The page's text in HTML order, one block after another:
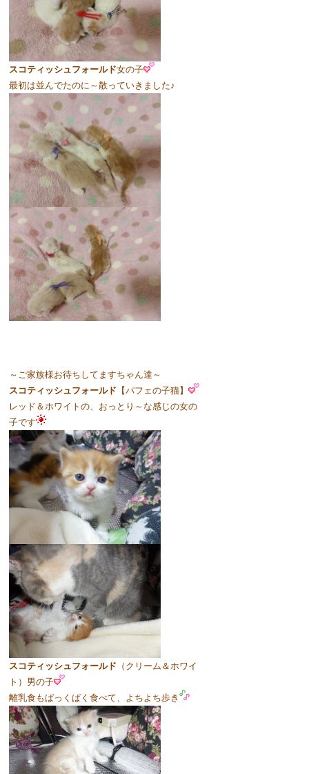
スコティッシュフォールド女の子
最初は並んでたのに～散っていきました♪
～ご家族様お待ちしてますちゃん達～
スコティッシュフォールド 【パフェの子猫】
レッド＆ホワイトの、おっとり～な感じの女の
子です
スコティッシュフォールド （クリーム＆ホワイ
ト）男の子
離乳食もぱっくぱく食べて、よちよち歩き